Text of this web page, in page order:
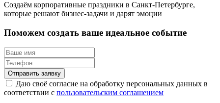
Создаём корпоративные праздники в Санкт-Петербурге,
которые решают бизнес-задачи и дарят эмоции
Поможем создать ваше идеальное событие
Отправить заявку
Даю своё согласие на обработку персональных данных в
соответствии с пользовательским соглашением